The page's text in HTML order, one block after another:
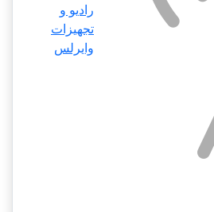
رادیو و
تجهیزات
وایرلس